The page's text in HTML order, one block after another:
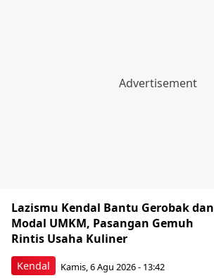
Kendal
Lazismu Kendal Bantu Gerobak dan
Modal UMKM, Pasangan Gemuh
Rintis Usaha Kuliner
Kamis, 6 Agu 2026 - 13:42